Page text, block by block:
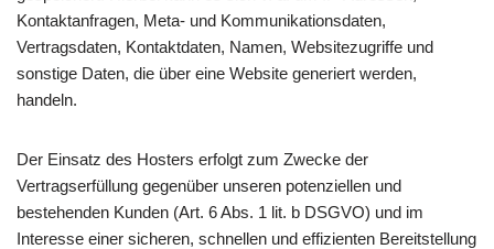
Kontaktanfragen, Meta- und Kommunikationsdaten,
Vertragsdaten, Kontaktdaten, Namen, Websitezugriffe und
sonstige Daten, die über eine Website generiert werden,
handeln.
Der Einsatz des Hosters erfolgt zum Zwecke der
Vertragserfüllung gegenüber unseren potenziellen und
bestehenden Kunden (Art. 6 Abs. 1 lit. b DSGVO) und im
Interesse einer sicheren, schnellen und effizienten Bereitstellung